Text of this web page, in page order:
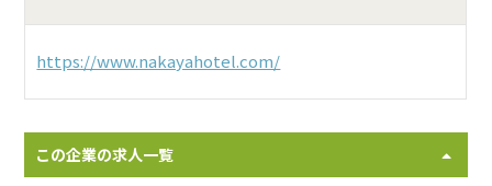
https://www.nakayahotel.com/
この企業の求人一覧